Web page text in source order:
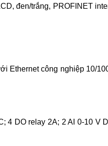
đen/trắng, PROFINET
Ethernet công nghiệp 10/
4 DO relay 2A; 2 AI 0-10 V